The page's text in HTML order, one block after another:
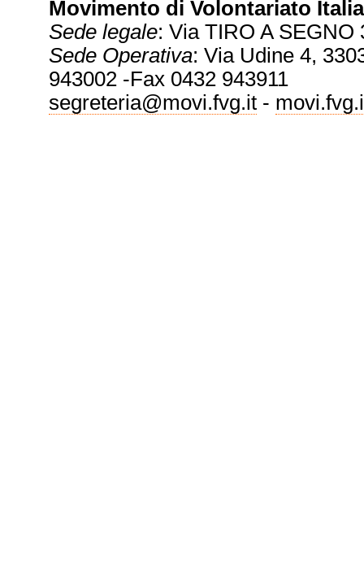
Movimento di Volontariato
Sede legale: Via TIRO A SEGNO
Sede Operativa: Via Udine 4,
943002 -Fax 0432 943911
segreteria@movi.fvg.it-